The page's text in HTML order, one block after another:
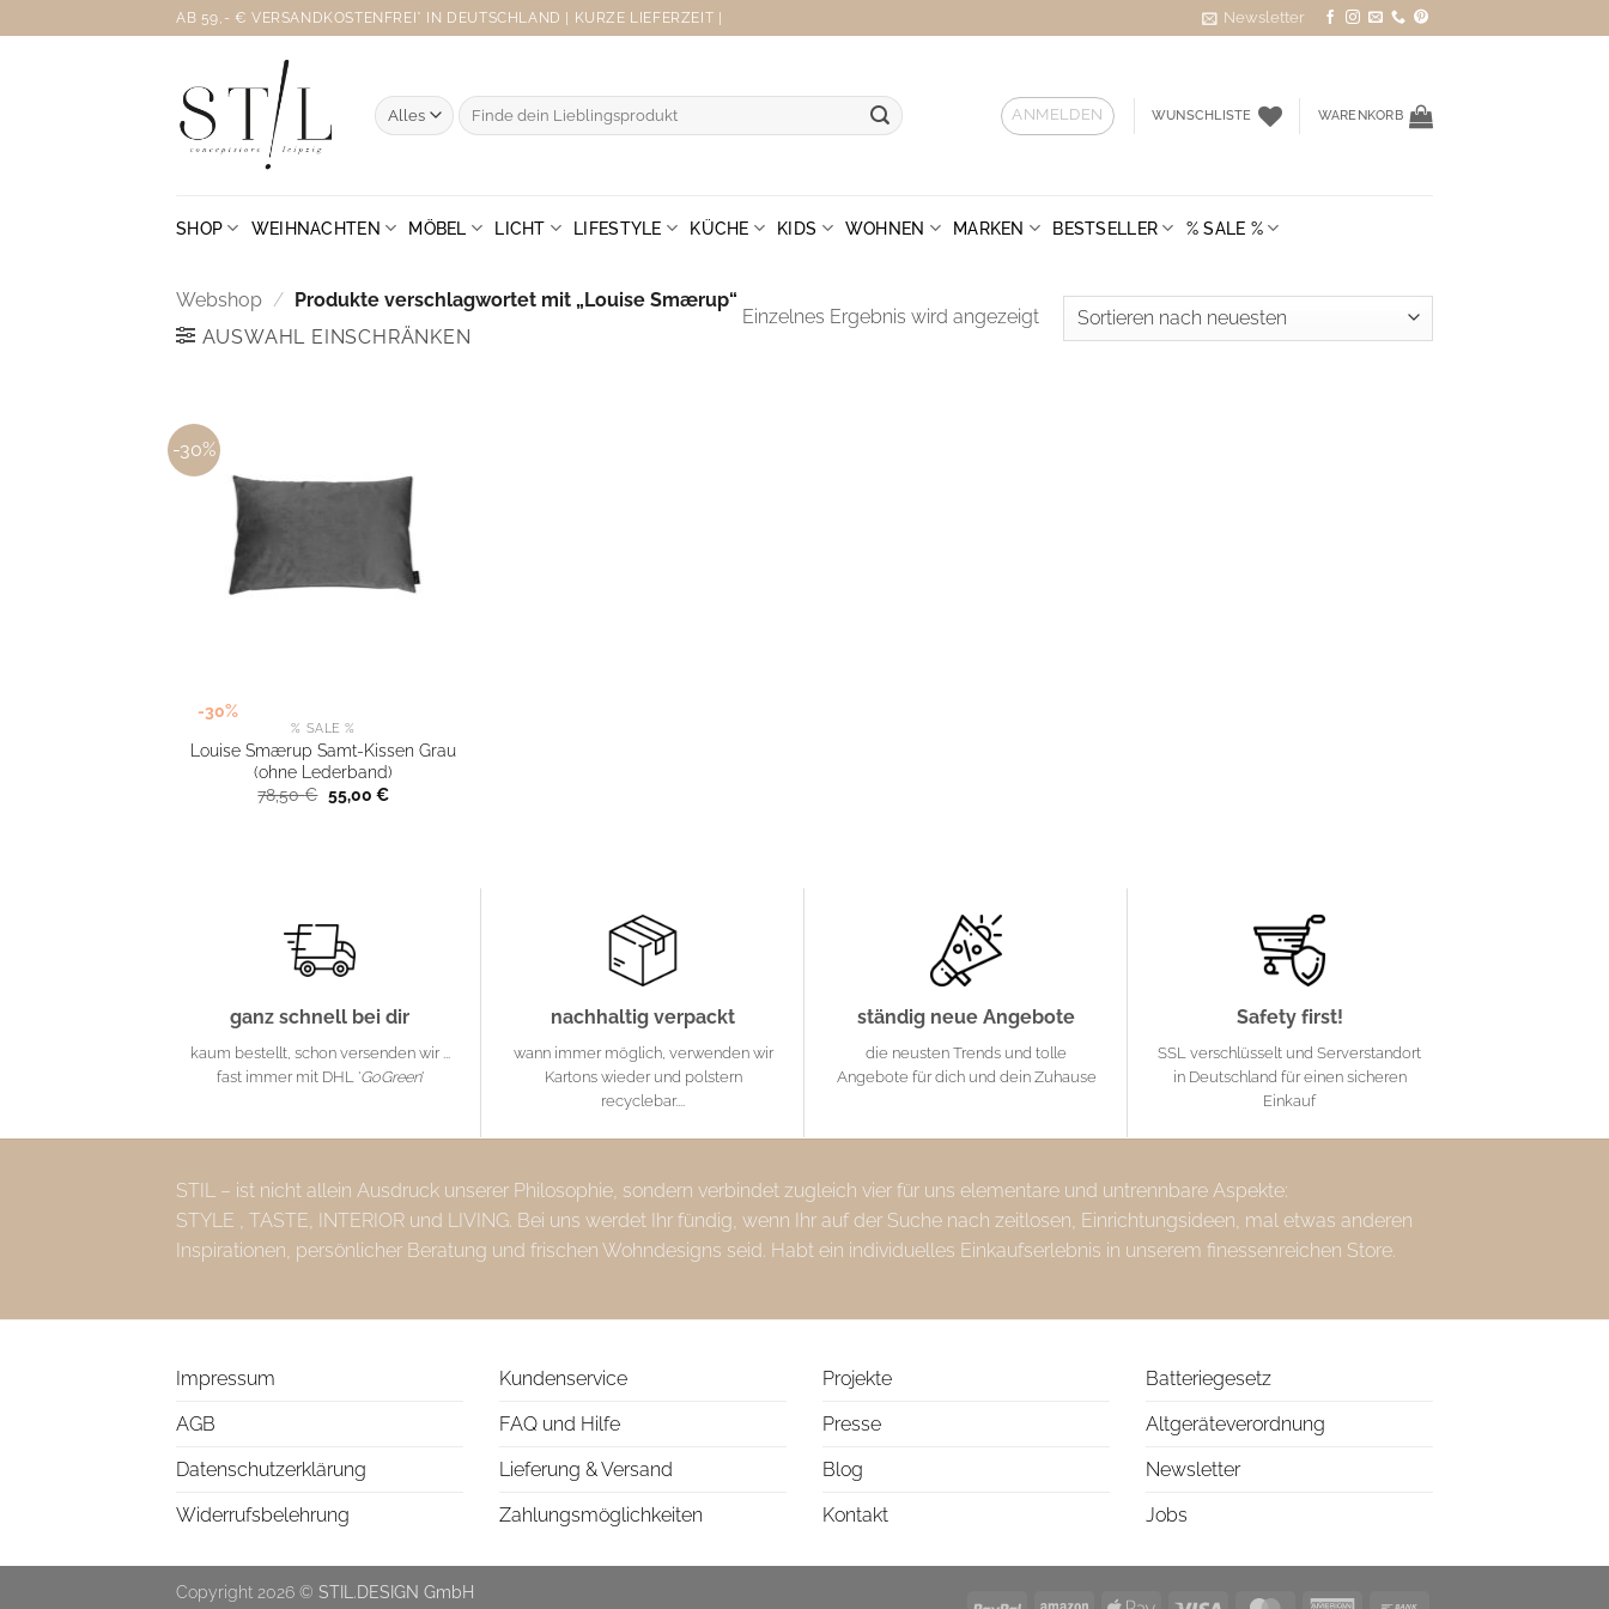
Inhalt
AB 59,- € VERSANDKOSTENFREI* IN DEUTSCHLAND | KURZE LIEFERZEIT | Newsletter
Suche
nach:
ANMELDEN WUNSCHLISTE WARENKORB
SHOP WEIHNACHTEN MÖBEL LICHT LIFESTYLE KÜCHE KIDS WOHNEN MARKEN BESTSELLER % SALE %
Webshop / Produkte verschlagwortet mit „Louise Smærup“
AUSWAHL EINSCHRÄNKEN
Einzelnes Ergebnis wird angezeigt
-30%
-30%
% SALE %
Louise Smærup Samt-Kissen Grau
(ohne Lederband)
78,50€ Ursprünglicher
Preis
55,00 €Aktueller
ganz schnell bei dir
kaum bestellt, schon versenden wir ...
fast immer mit DHL 'GoGreen'
nachhaltig verpackt
wann immer möglich, verwenden wir
Kartons wieder und polstern
recyclebar....
ständig neue Angebote
die neusten Trends und tolle
Angebote für dich und dein Zuhause
Safety first!
SSL verschlüsselt und Serverstandort
in Deutschland für einen sicheren
Einkauf
STIL – ist nicht allein Ausdruck unserer Philosophie, sondern verbindet zugleich vier für uns elementare und untrennbare Aspekte:
STYLE , TASTE, INTERIOR und LIVING. Bei uns werdet Ihr fündig, wenn Ihr auf der Suche nach zeitlosen, Einrichtungsideen, mal etwas anderen
Inspirationen, persönlicher Beratung und frischen Wohndesigns seid. Habt ein individuelles Einkaufserlebnis in unserem finessenreichen Store.
Impressum
AGB
Datenschutzerklärung
Widerrufsbelehrung
Kundenservice
FAQ und Hilfe
Lieferung & Versand
Zahlungsmöglichkeiten
Projekte
Presse
Blog
Kontakt
Batteriegesetz
Altgeräteverordnung
Newsletter
Jobs
Copyright 2026 © STIL.DESIGN GmbH